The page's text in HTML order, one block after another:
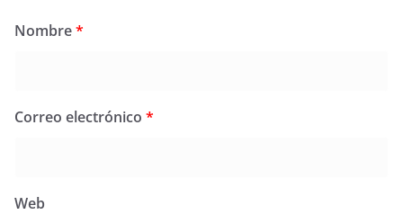
Nombre*
Correo electrónico *
Web